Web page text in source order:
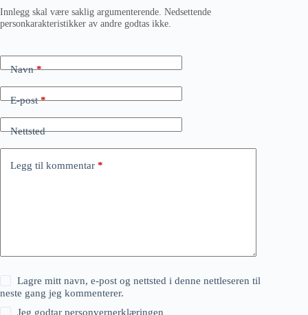
Innlegg skal være saklig argumenterende. Nedsettende
personkarakteristikker av andre godtas ikke.
Navn*
E-post*
Nettsted
Legg til kommentar *
Lagre mitt navn, e-post og nettsted i denne nettleseren til
neste gang jeg kommenterer.
Jeg godtarpersonvernerklæringen